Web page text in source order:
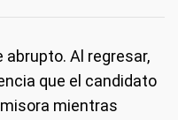
Al regresar,
que el candidato
mientras